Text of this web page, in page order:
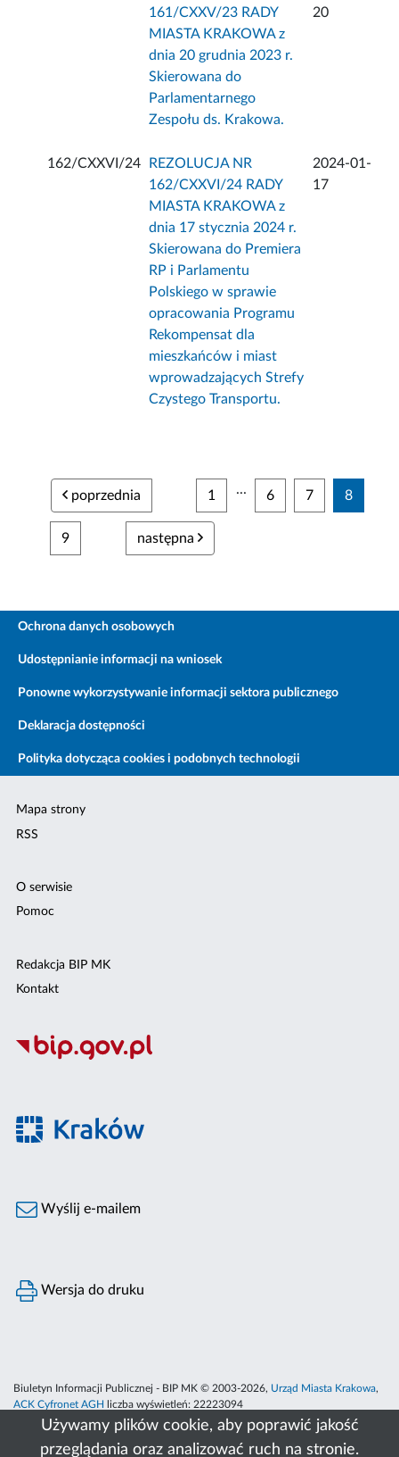
Używamy plików cookie, aby poprawić jakość
przeglądania oraz analizować ruch na stronie.
161/CXXV/23 RADY
MIASTA KRAKOWA z
dnia 20 grudnia 2023 r.
Skierowana do
Parlamentarnego
Zespołu ds. Krakowa.
20
162/CXXVI/24
REZOLUCJA NR
162/CXXVI/24 RADY
MIASTA KRAKOWA z
dnia 17 stycznia 2024 r.
Skierowana do Premiera
RP i Parlamentu
Polskiego w sprawie
opracowania Programu
Rekompensat dla
mieszkańców i miast
wprowadzających Strefy
Czystego Transportu.
2024-01-
17
poprzednia 1 ... 6 7 8
9 następna
Ochrona danych osobowych
Udostępnianie informacji na wniosek
Ponowne wykorzystywanie informacji sektora publicznego
Deklaracja dostępności
Polityka dotycząca cookies i podobnych technologii
Mapa strony
RSS
O serwisie
Pomoc
Redakcja BIP MK
Kontakt
Wyślij e-mailem
Wersja do druku
Biuletyn Informacji Publicznej - BIP MK © 2003-2026, Urząd Miasta Krakowa,
ACK Cyfronet AGH
liczba wyświetleń: 22223094